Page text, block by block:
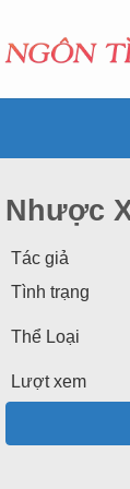
Nhược
Tác giả
Tình trạng
Thể Loại
Lượt xem